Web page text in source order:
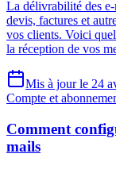
La délivrabilité des e-
devis, factures et
vos clients. Voici
la réception de vos
Mis à jour le 24
Compte et
Comment
mails